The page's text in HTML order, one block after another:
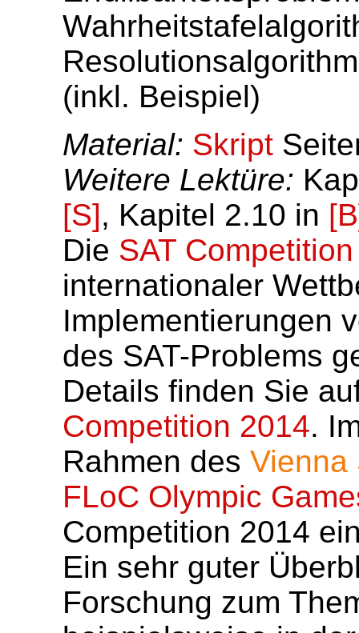
(inkl. Beispiel)
Material: Skript
Weitere Lektüre:
[S], Kapitel 2.10 in
Die SAT Competition
internationaler
Implementierungen
des SAT-Problems
Details finden Sie
Competition 2014.
Rahmen des Vienna
FLoC Olympic
Competition 2014
Ein sehr guter
Forschung zum